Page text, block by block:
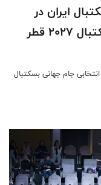
ایران در
قطر
جام جهانی بسکتبال